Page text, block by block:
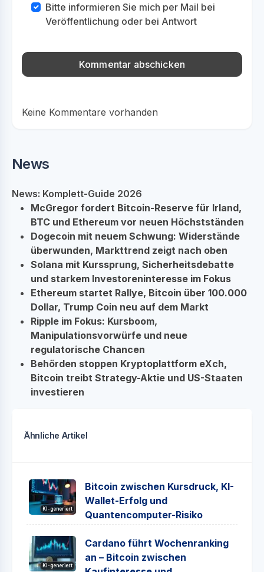
Bitte informieren Sie mich per Mail bei
Veröffentlichung oder bei Antwort
Keine Kommentare vorhanden
News
News: Komplett-Guide 2026
McGregor fordert Bitcoin-Reserve für Irland,
BTC und Ethereum vor neuen Höchstständen
Dogecoin mit neuem Schwung: Widerstände
überwunden, Markttrend zeigt nach oben
Solana mit Kurssprung, Sicherheitsdebatte
und starkem Investoreninteresse im Fokus
Ethereum startet Rallye, Bitcoin über 100.000
Dollar, Trump Coin neu auf dem Markt
Ripple im Fokus: Kursboom,
Manipulationsvorwürfe und neue
regulatorische Chancen
Behörden stoppen Kryptoplattform eXch,
Bitcoin treibt Strategy-Aktie und US-Staaten
investieren
Ähnliche Artikel
KI-generiert
Bitcoin zwischen Kursdruck, KI-
Wallet-Erfolg und
Quantencomputer-Risiko
KI-generiert
Cardano führt Wochenranking
an – Bitcoin zwischen